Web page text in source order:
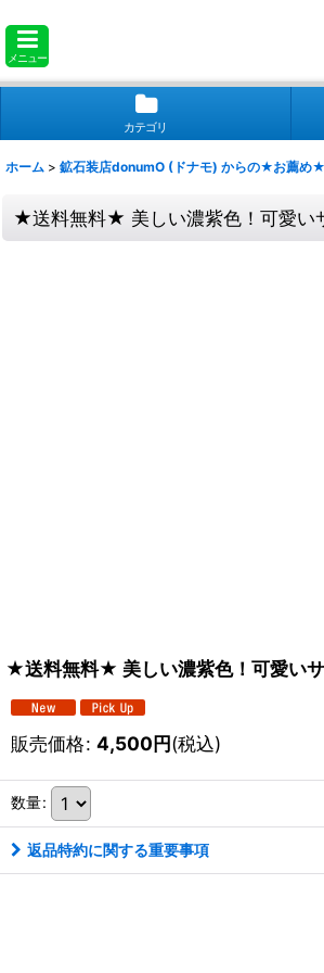
メニュー
カテゴリ
ホーム > 鉱石装店donumO (ドナモ) からの★お薦め★
★送料無料★ 美しい濃紫色！可愛い
★送料無料★ 美しい濃紫色！可愛い
販売価格: 4,500円(税込)
数量:
返品特約に関する重要事項